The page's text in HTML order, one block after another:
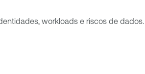
workloads e riscos de dados.